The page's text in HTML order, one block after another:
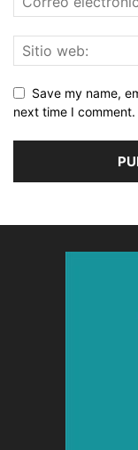
Save my name,
next time I comment.